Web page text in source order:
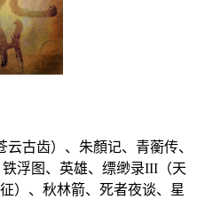
古齿）、朱顏记、青蘅传、
浮图、英雄、缥缈录III（天
）、秋林箭、死者夜谈、星